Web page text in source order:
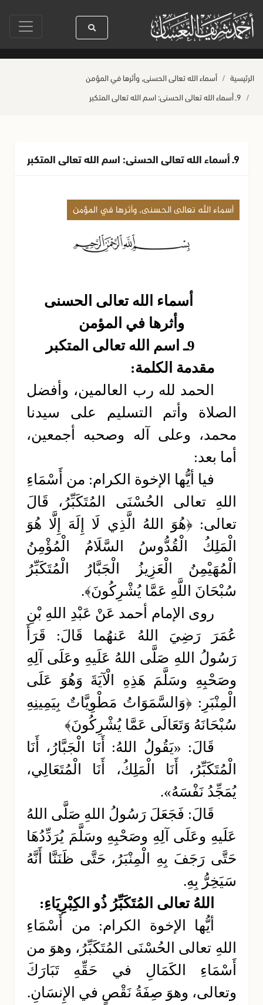
الله ﷺ كله رحمة صلاة آخر أربعاء من صفر حياة القلوب وصحتها
الرئيسية
أسماء الله تعالى الحسنى, وأثرها في المؤمن
9ـ أسماء الله تعالى الحسنى: اسم الله تعالى المتكبر
9ـ أسماء الله تعالى الحسنى: اسم الله تعالى المتكبر
أسماء الله تعالى الحسنى, وأثرها في المؤمن
أسماء الله تعالى الحسنى
وأثرها في المؤمن
9ـ اسم الله تعالى المتكبر
مقدمة الكلمة:
الحمد لله رب العالمين، وأفضل
الصلاة وأتم التسليم على سيدنا
محمد، وعلى آله وصحبه أجمعين،
أما بعد:
فيا أيُّها الإخوة الكرام: من أَسْمَاءِ
اللهِ تعالى الحُسْنَى المُتَكَبِّرُ، قَالَ
تعالى: ﴿هُوَ اللهُ الَّذِي لَا إِلَهَ إِلَّا هُوَ
الْمَلِكُ الْقُدُّوسُ السَّلَامُ الْمُؤْمِنُ
الْمُهَيْمِنُ الْعَزِيزُ الْجَبَّارُ الْمُتَكَبِّرُ
سُبْحَانَ اللَّهِ عَمَّا يُشْرِكُونَ﴾.
روى الإمام أحمد عَنْ عَبْدِ اللهِ بْنِ
عُمَرَ رَضِيَ اللهُ عَنهُما قَالَ: قَرَأَ
رَسُولُ اللهِ صَلَّى اللهُ عَلَيهِ وعَلَى آلِهِ
وصَحْبِهِ وسَلَّمَ هَذِهِ الْآيَةَ وَهُوَ عَلَى
الْمِنْبَرِ: ﴿وَالسَّمَوَاتُ مَطْوِيَّاتٌ بِيَمِينِهِ
سُبْحَانَهُ وَتَعَالَى عَمَّا يُشْرِكُونَ﴾
قَالَ: «يَقُولُ اللهُ: أَنَا الْجَبَّارُ، أَنَا
الْمُتَكَبِّرُ، أَنَا الْمَلِكُ، أَنَا الْمُتَعَالِي،
يُمَجِّدُ نَفْسَهُ».
قَالَ: فَجَعَلَ رَسُولُ اللهِ صَلَّى اللهُ
عَلَيهِ وعَلَى آلِهِ وصَحْبِهِ وسَلَّمَ يُرَدِّدُهَا
حَتَّى رَجَفَ بِهِ الْمِنْبَرُ، حَتَّى ظَنَنَّا أَنَّهُ
سَيَخِرُّ بِهِ.
اللهُ تعالى المُتَكَبِّرُ ذُو الكِبْرِيَاءِ:
أيُّها الإخوة الكرام: من أَسْمَاءِ
اللهِ تعالى الحُسْنَى المُتَكَبِّرُ، وهوَ من
أَسْمَاءِ الكَمَالِ في حَقِّهِ تَبَارَكَ
وتعالى، وهوَ صِفَةُ نَقْصٍ في الإِنسَانِ.